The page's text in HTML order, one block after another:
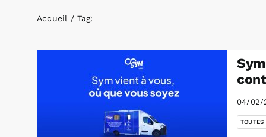
Accueil Tag:
04/02/
TOUTES